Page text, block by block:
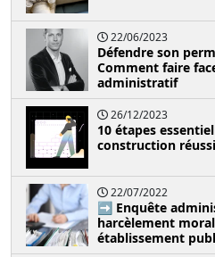
22/06/2023
Défendre son
Comment faire
administratif
26/12/2023
10 étapes
construction réussi
22/07/2022
➡️ Enquête
harcèlement
établissement